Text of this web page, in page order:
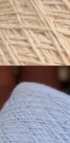
на хлопке